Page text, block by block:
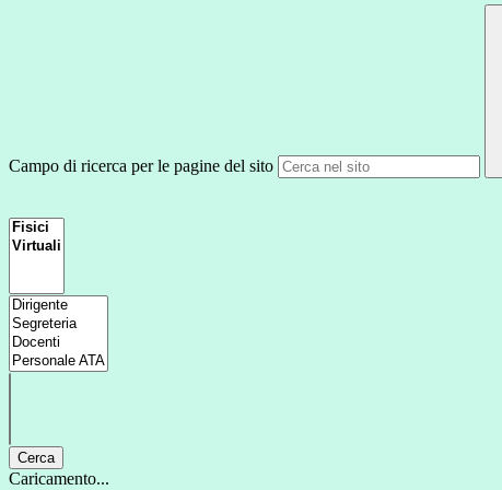
Campo di ricerca per le pagine del sito
Cerca
Caricamento...